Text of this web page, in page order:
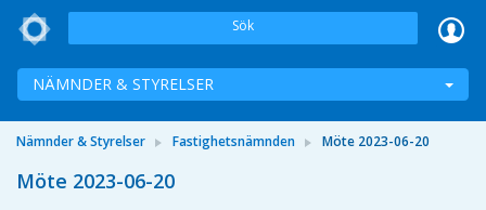
Sök
NÄMNDER & STYRELSER
Nämnder & Styrelser Fastighetsnämnden Möte 2023-06-20
Möte 2023-06-20